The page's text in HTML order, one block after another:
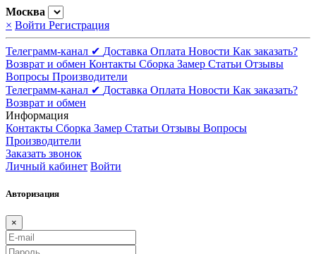
Москва
× Войти Регистрация
Телеграмм-канал ✔ Доставка Оплата Новости Как заказать?
Возврат и обмен Контакты Сборка Замер Статьи Отзывы
Вопросы Производители
Телеграмм-канал ✔ Доставка Оплата Новости Как заказать?
Возврат и обмен
Информация
Контакты Сборка Замер Статьи Отзывы Вопросы
Производители
Заказать звонок
Личный кабинет Войти
Авторизация
×